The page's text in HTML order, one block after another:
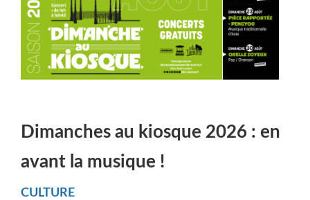
Dimanches au kiosque 2026 : en
avant la musique !
CULTURE